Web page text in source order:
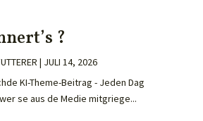
?
| JULI 14, 2026
KI-Theme-Beitrag - Jeden Dag
se aus de Medie mitgriege...